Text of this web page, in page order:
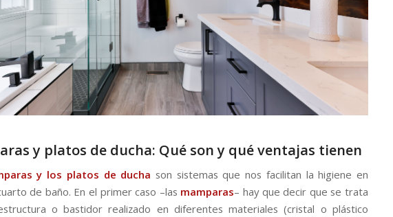
y platos de ducha: Qué son y qué ventajas tienen
y los platos de ducha son sistemas que nos facilitan la higiene en
de baño. En el primer caso –las mamparas– hay que decir que se trata
o bastidor realizado en diferentes materiales (cristal o plástico